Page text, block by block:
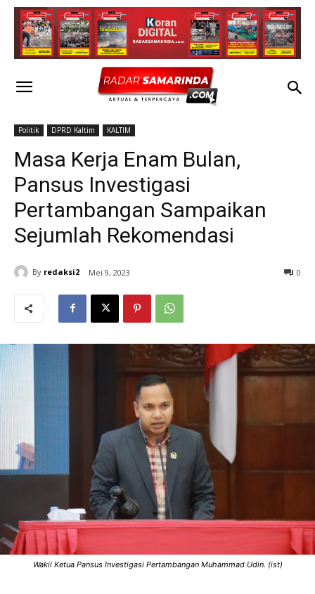
Politik DPRD Kaltim KALTIM
Masa Kerja Enam Bulan,
Pansus Investigasi
Pertambangan Sampaikan
Sejumlah Rekomendasi
By redaksi2 Mei 9, 2023 0
Wakil Ketua Pansus Investigasi Pertambangan Muhammad Udin. (ist)